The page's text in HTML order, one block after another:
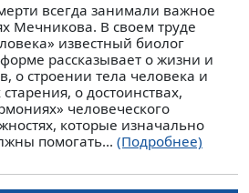
всегда занимали важное
Мечникова. В своем труде
известный биолог
рассказывает о жизни и
о строении тела человека и
о достоинствах,
человеческого
которые изначально
помогать... (Подробнее)